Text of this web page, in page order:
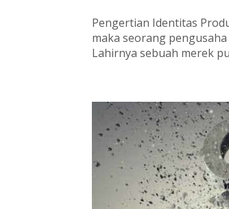
Pengertian Identitas
maka seorang
Lahirnya sebuah merek